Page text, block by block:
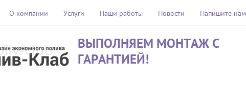
О компании Услуги Наши работы Новости Напишите нам
ВЫПОЛНЯЕМ МОНТАЖ С
ГАРАНТИЕЙ!